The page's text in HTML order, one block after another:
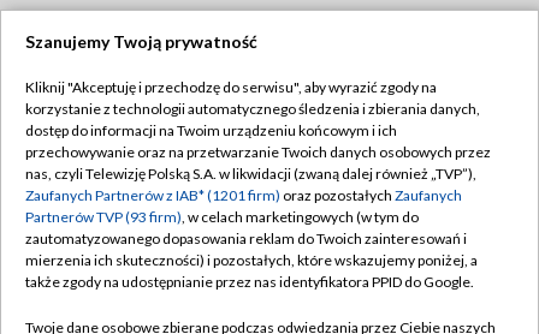
TVP
Abonament TVP
Emisja w TVP
Centrum informacji TVP
Naziemna Telewizja Cyfrowa
Regulamin TVP
Polityka prywatności
Moje zgody
Pomoc
Szanujemy Twoją prywatność
Kliknij "Akceptuję i przechodzę do serwisu", aby wyrazić zgody na
korzystanie z technologii automatycznego śledzenia i zbierania danych,
dostęp do informacji na Twoim urządzeniu końcowym i ich
przechowywanie oraz na przetwarzanie Twoich danych osobowych przez
nas, czyli Telewizję Polską S.A. w likwidacji (zwaną dalej również „TVP”),
Zaufanych Partnerów z IAB* (1201 firm) oraz pozostałych Zaufanych
Partnerów TVP (93 firm), w celach marketingowych (w tym do
zautomatyzowanego dopasowania reklam do Twoich zainteresowań i
mierzenia ich skuteczności) i pozostałych, które wskazujemy poniżej, a
także zgody na udostępnianie przez nas identyfikatora PPID do Google.
Twoje dane osobowe zbierane podczas odwiedzania przez Ciebie naszych